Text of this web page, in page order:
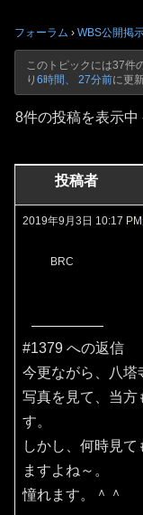
フォーラム › WBS公開掲
このトピックには37件
り 6時間、 27分前に更
8件の投稿を表示中
投稿者
2019年9月3日 10:17 PM
BRC
#1379 への返信
今更ながら、八塔
写真を見て、当方
す。
しかし、何時見
ますよね～。
憧れます。＾＾